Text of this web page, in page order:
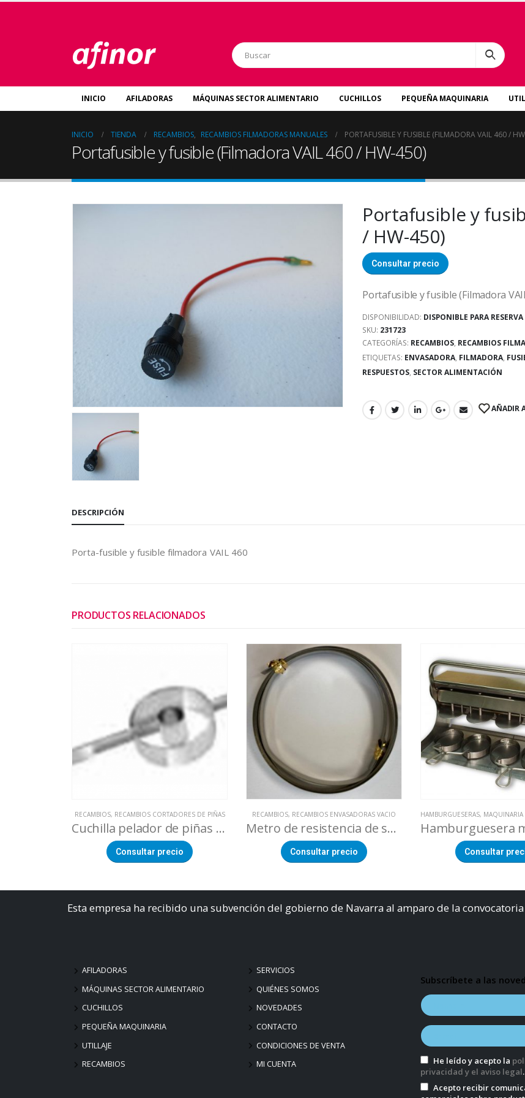
INICIO AFILADORAS MÁQUINAS SECTOR ALIMENTARIO CUCHILLOS PEQUEÑA MAQUINARIA
INICIO TIENDA RECAMBIOS, RECAMBIOS FILMADORAS MANUALES PORTAFUSIBLE Y FUSIBLE (FILMADORA VAIL 460 /
Portafusible y fusible (Filmadora VAIL 460 / HW-450)
Portafusible y
/ HW-450)
Consultar precio
Portafusible y fusible (Filmadora
DISPONIBILIDAD: DISPONIBLE PARA RESERVA
SKU: 231723
CATEGORÍAS: RECAMBIOS, RECAMBIOS
ETIQUETAS: ENVASADORA, FILMADORA,
RESPUESTOS, SECTOR ALIMENTACIÓN
AÑADIR
DESCRIPCIÓN
Porta-fusible y fusible filmadora VAIL 460
PRODUCTOS RELACIONADOS
RECAMBIOS, RECAMBIOS CORTADORES DE PIÑAS
Cuchilla pelador de piñas ø 89 mm
Consultar precio
RECAMBIOS, RECAMBIOS ENVASADORAS VACIO
Metro de resistencia de sellado (máquinas de vacío )
Consultar precio
HAMBURGUESERAS, MAQUINARIA
Consultar
Esta empresa ha recibido una subvención del gobierno de Navarra al amparo de la
AFILADORAS
MÁQUINAS SECTOR ALIMENTARIO
CUCHILLOS
PEQUEÑA MAQUINARIA
UTILLAJE
RECAMBIOS
SERVICIOS
QUIÉNES SOMOS
NOVEDADES
CONTACTO
CONDICIONES DE VENTA
MI CUENTA
Subscríbete a las
He leído y acepto la
privacidad y el aviso legal.
Acepto recibir